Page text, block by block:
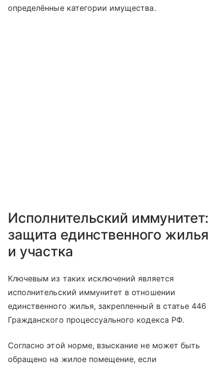
определённые категории имущества.
Исполнительский иммунитет:
защита единственного жилья
и участка
Ключевым из таких исключений является
исполнительский иммунитет в отношении
единственного жилья, закрепленный в статье 446
Гражданского процессуального кодекса РФ.
Согласно этой норме, взыскание не может быть
обращено на жилое помещение, если